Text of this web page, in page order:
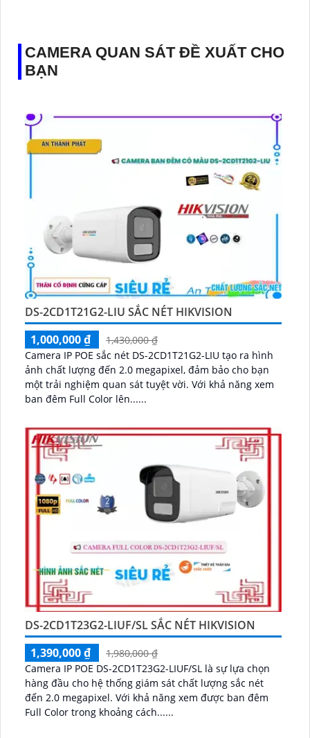
CAMERA QUAN SÁT ĐỀ XUẤT CHO
BẠN
DS-2CD1T21G2-LIU SẮC NÉT HIKVISION
1,000,000 ₫
1,430,000 ₫
Camera IP POE sắc nét DS-2CD1T21G2-LIU tạo ra hình
ảnh chất lượng đến 2.0 megapixel, đảm bảo cho bạn
một trải nghiệm quan sát tuyệt vời. Với khả năng xem
ban đêm Full Color lên......
DS-2CD1T23G2-LIUF/SL SẮC NÉT HIKVISION
1,390,000 ₫
1,980,000 ₫
Camera IP POE DS-2CD1T23G2-LIUF/SL là sự lựa chọn
hàng đầu cho hệ thống giám sát chất lượng sắc nét
đến 2.0 megapixel. Với khả năng xem được ban đêm
Full Color trong khoảng cách......